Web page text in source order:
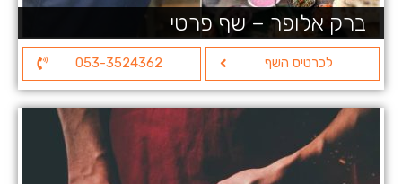
ברק אלופר – שף פרטי
לכרטיס השף 053-3524362